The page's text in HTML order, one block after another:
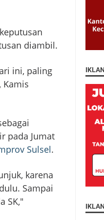
diambil.
ini, paling
, Kamis
pada Jumat
Sulsel.
karena
Sampai
SK,"